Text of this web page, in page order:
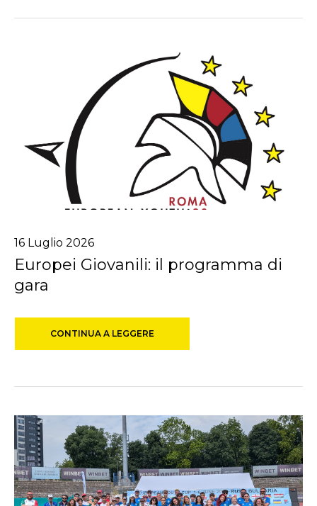
16 Luglio 2026
Europei Giovanili: il programma di
gara
CONTINUA A LEGGERE